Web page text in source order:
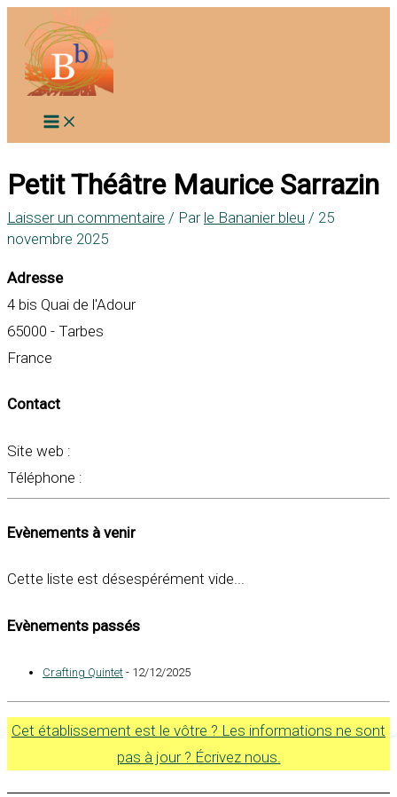
contenu
Petit Théâtre Maurice Sarrazin
Laisser un commentaire / Par le Bananier bleu / 25
novembre 2025
Adresse
4 bis Quai de l'Adour
65000 - Tarbes
France
Contact
Site web :
Téléphone :
Evènements à venir
Cette liste est désespérément vide...
Evènements passés
Crafting Quintet - 12/12/2025
Cet établissement est le vôtre ? Les informations ne sont
pas à jour ? Écrivez nous.